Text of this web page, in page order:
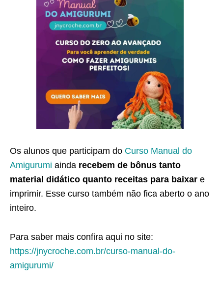
Os alunos que participam do Curso Manual do
Amigurumi ainda recebem de bônus tanto
material didático quanto receitas para baixar e
imprimir. Esse curso também não fica aberto o ano
inteiro.
Para saber mais confira aqui no site:
https://jnycroche.com.br/curso-manual-do-
amigurumi/